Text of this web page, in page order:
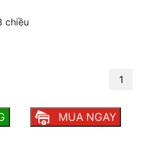
chiều
MUA NGAY